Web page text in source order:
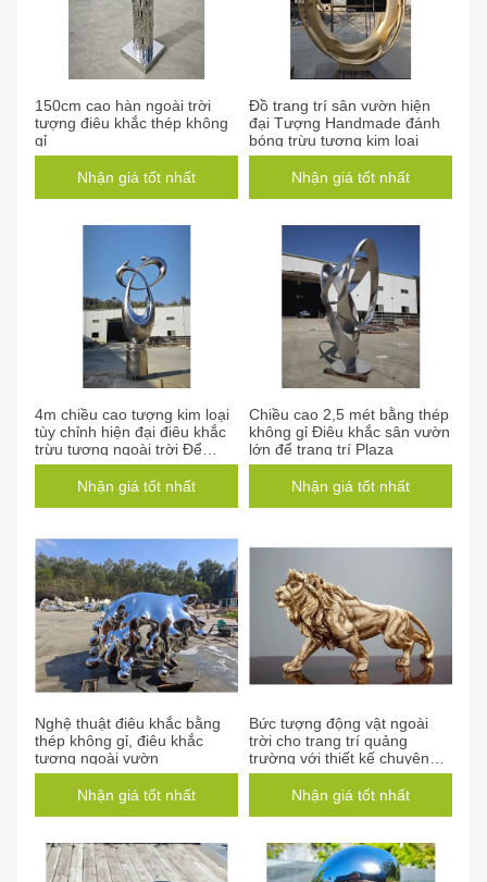
150cm cao hàn ngoài trời
tượng điêu khắc thép không
gỉ
Nhận giá tốt nhất
Đồ trang trí sân vườn hiện
đại Tượng Handmade đánh
bóng trừu tượng kim loại
Nhận giá tốt nhất
4m chiều cao tượng kim loại
tùy chỉnh hiện đại điêu khắc
trừu tượng ngoài trời Để
trang trí
Nhận giá tốt nhất
Chiều cao 2,5 mét bằng thép
không gỉ Điêu khắc sân vườn
lớn để trang trí Plaza
Nhận giá tốt nhất
Nghệ thuật điêu khắc bằng
thép không gỉ, điêu khắc
tượng ngoài vườn
Nhận giá tốt nhất
Bức tượng động vật ngoài
trời cho trang trí quảng
trường với thiết kế chuyên
nghiệp và kết thúc vàng
Nhận giá tốt nhất